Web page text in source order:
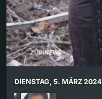
DIENSTAG, 5. MÄRZ 2024